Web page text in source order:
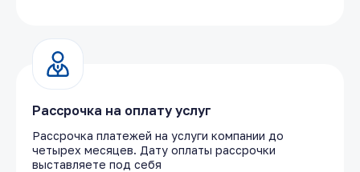
Рассрочка на оплату услуг
Рассрочка платежей на услуги компании до
четырех месяцев. Дату оплаты рассрочки
выставляете под себя